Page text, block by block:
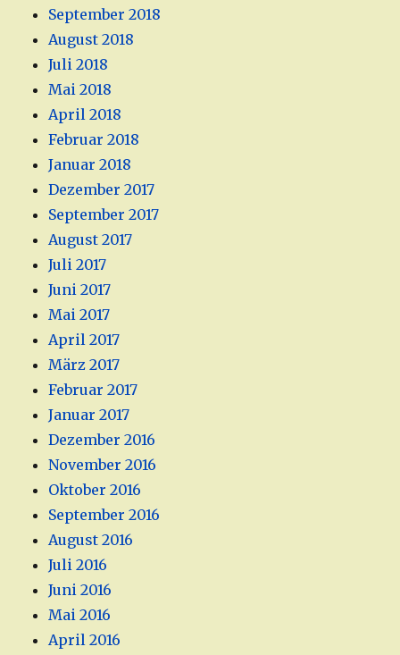
September 2018
August 2018
Juli 2018
Mai 2018
April 2018
Februar 2018
Januar 2018
Dezember 2017
September 2017
August 2017
Juli 2017
Juni 2017
Mai 2017
April 2017
März 2017
Februar 2017
Januar 2017
Dezember 2016
November 2016
Oktober 2016
September 2016
August 2016
Juli 2016
Juni 2016
Mai 2016
April 2016